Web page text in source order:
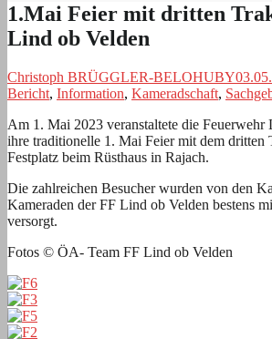
1.Mai Feier mit dritten
Lind ob Velden
Christoph BRÜGGLER-BELOHUBY
Bericht, Information, Kameradschaft,
Am 1. Mai 2023 veranstaltete die
ihre traditionelle 1. Mai Feier mit dem dritten
Festplatz beim Rüsthaus in Rajach.
Die zahlreichen Besucher wurden von den
Kameraden der FF Lind ob Velden bestens
versorgt.
Fotos © ÖA- Team FF Lind ob Velden